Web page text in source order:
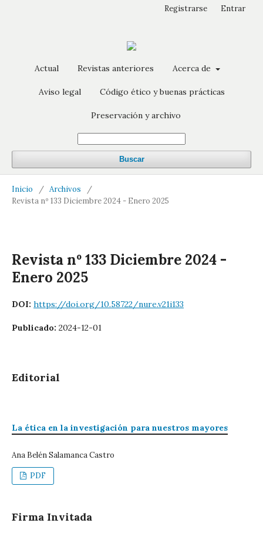
Actual Revistas anteriores Acerca de
Aviso legal Código ético y buenas prácticas
Preservación y archivo
Buscar
Registrarse Entrar
Inicio / Archivos
/
Revista nº 133 Diciembre 2024 - Enero 2025
Revista nº 133 Diciembre 2024 -
Enero 2025
DOI: https://doi.org/10.58722/nure.v21i133
Publicado: 2024-12-01
Editorial
La ética en la investigación para nuestros mayores
Ana Belén Salamanca Castro
PDF
Firma Invitada